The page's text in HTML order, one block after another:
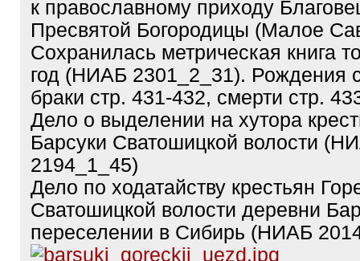
к православному приходу
Пресвятой Богородицы (Малое
Сохранилась метрическая книга
год (НИАБ 2301_2_31). Рождения
браки стр. 431-432, смерти стр.
Дело о выделении на хутора
Барсуки Сватошицкой волости
2194_1_45)
Дело по ходатайству крестьян
Сватошицкой волости деревни
переселении в Сибирь (НИАБ